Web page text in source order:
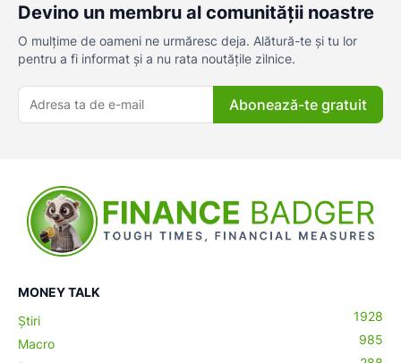
Devino un membru al comunității noastre
O mulțime de oameni ne urmăresc deja. Alătură-te și tu lor
pentru a fi informat și a nu rata noutățile zilnice.
Abonează-te gratuit
MONEY TALK
Știri
1928
Macro
985